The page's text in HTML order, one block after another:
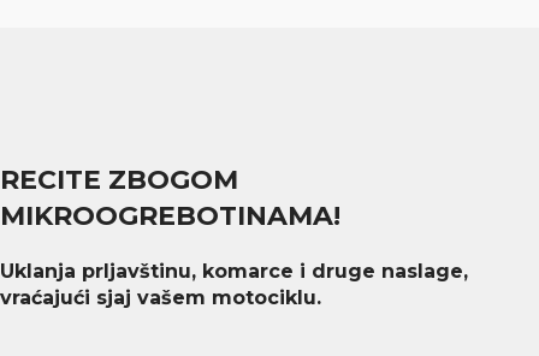
RECITE ZBOGOM
MIKROOGREBOTINAMA!
Uklanja prljavštinu, komarce i druge naslage,
vraćajući sjaj vašem motociklu.